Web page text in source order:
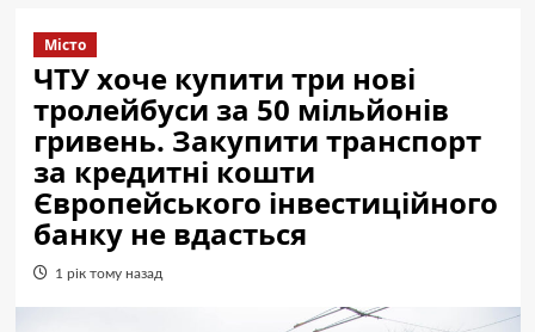
Місто
ЧТУ хоче купити три нові
тролейбуси за 50 мільйонів
гривень. Закупити транспорт
за кредитні кошти
Європейського інвестиційного
банку не вдасться
1 рік тому назад